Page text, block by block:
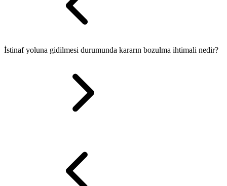
İstinaf yoluna gidilmesi durumunda kararın bozulma ihtimali nedir?